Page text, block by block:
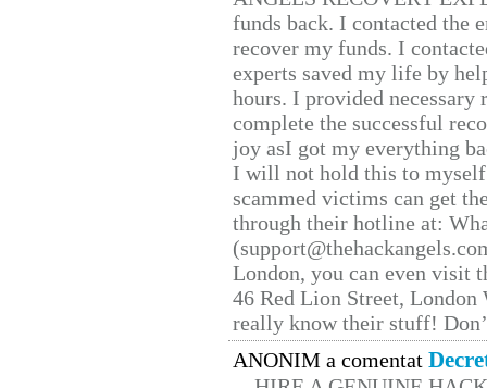
funds back. I contacted the
recover my funds. I
experts saved my life by
hours. I provided
complete the successful
joy asI got my everything
I will not hold this to
scammed victims can get
through their hotline at:
London, you can even visit
46 Red Lion Street, London
really know their stuff!
ANONIM a comentat